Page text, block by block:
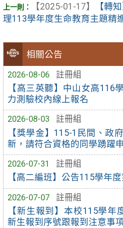
相關公告
2026-08-06
註冊組
【高三英聽】中山女高116
力測驗校內線上報名
2026-08-03
註冊組
【獎學金】115-1民間、政
新，請符合資格的同學踴躍
2026-07-31
註冊組
【高二編班】公告115學年
2026-07-07
註冊組
【新生報到】本校115學
新生報到序號跟報到注意事
【2025-01-17】
【轉
理113學年度生命教育主題精